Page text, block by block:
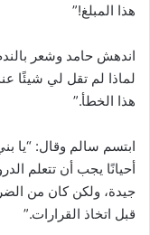
هذا المبلغ!”
اندهش حامد وشعر
لماذا لم تقل لي شيئًا
هذا الخطأ.”
ابتسم سالم وقال: “يا
أحيانًا يجب أن تتعلم
جيدة، ولكن كان من
قبل اتخاذ القرارات.”